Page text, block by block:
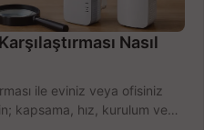
Nasıl
ile eviniz veya ofisiniz
kapsama, hız, kurulum ve